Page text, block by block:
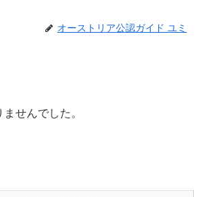
オーストリア公認ガイド ユミ
せんでした。